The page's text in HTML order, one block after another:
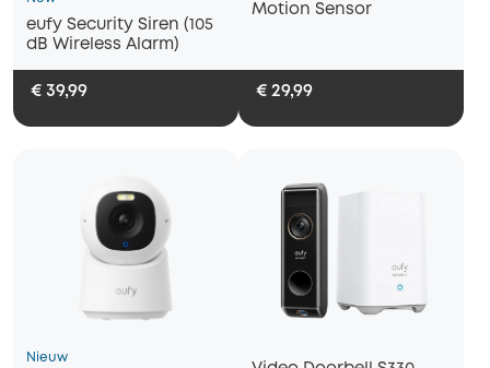
eufy Security Siren (105
dB Wireless Alarm)
€ 39,99
Motion Sensor
€ 29,99
Nieuw